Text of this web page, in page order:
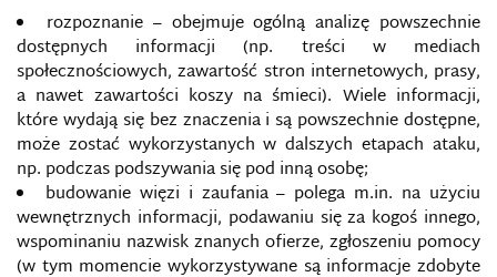
rozpoznanie – obejmuje ogólną analizę powszechnie
dostępnych informacji (np. treści w mediach
społecznościowych, zawartość stron internetowych, prasy,
a nawet zawartości koszy na śmieci). Wiele informacji,
które wydają się bez znaczenia i są powszechnie dostępne,
może zostać wykorzystanych w dalszych etapach ataku,
np. podczas podszywania się pod inną osobę;
budowanie więzi i zaufania – polega m.in. na użyciu
wewnętrznych informacji, podawaniu się za kogoś innego,
wspominaniu nazwisk znanych ofierze, zgłoszeniu pomocy
(w tym momencie wykorzystywane są informacje zdobyte
DEZINFORMACJA RADIOELEKTRONICZNA
DOKTRYNA BEZPIECZEŃSTWA INFORMACYJNEGO
DOKTRYNA CYBERBEZPIECZEŃSTWA
RZECZYPOSPOLITEJ POLSKIEJ
DOUBLESWITCH